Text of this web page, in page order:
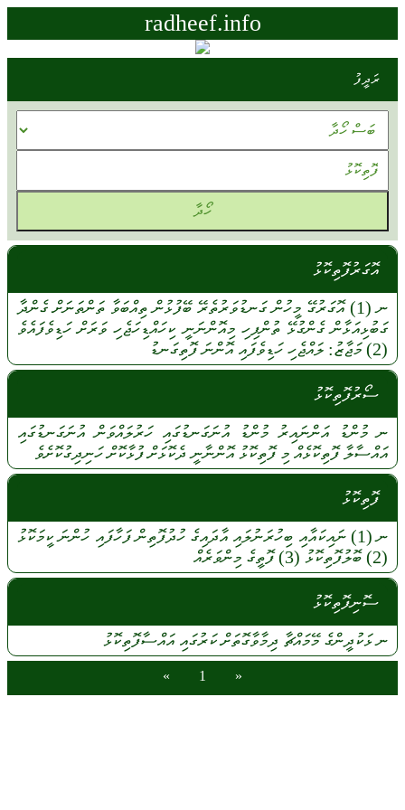
radheef.info
ރަދީފު
އޮގަރުފޮތިކޮޅު
ނ(1) އޮގަރުގޭ މީހުންގަނޑުވަރުތެރޭބޭފުޅުންތިއްބަވާ ތަންތަނަށްގެންދާ
ގަބުޅިއަޅާންގެންގުޅޭތުންފިހިމިއޮންނަނީ ކިހައްޑިހަޖެހިވަރަށްހަޑިވެފައެވެ
(2)
މަޖާޒު: ލައްޖެހިހަޑިވެފައިއޮންނަފޮތިގަނޑު
ސޯރުފޮތިކޮޅު
ނމުންޑުއަންނައިރުމުންޑު އުނަގަނޑުގައިހަރުލައްވަން އުނަގަނޑުގައި
އައްސާލާފޮތިކޮޅެއް މިފޮތިކޮޅުއޮންނާނީދެކޮޅަށްފުޅާކޮށްހަނިދިގުކޮށެވެ
ފޮތިކޮޅު
ނ(1) ނައިކައާއި ބިހުރަނުލައިއާދައިގެހުދުފޮތިންފަހާފައި ހުންނަކީމަކޮޅު
(2)
ބޮލުފޮތިކޮޅު (3) ފޮތީގެ މިންވަރެއް
ސޮނިފޮތިކޮޅު
ނޅަކުދީންގެމޭމައްޗާ ދިމާވާގޮތަށްކަރުގައިއައްސާފޮތިކޮޅު
«
1
»